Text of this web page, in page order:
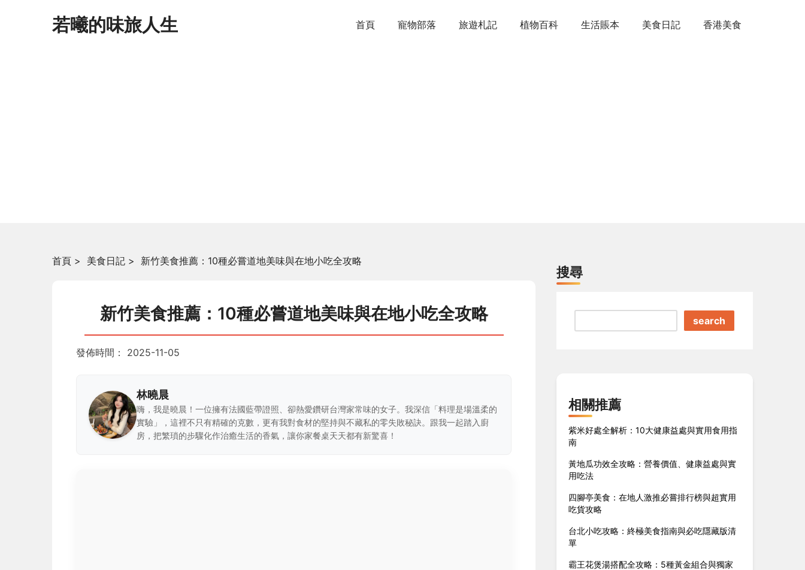
若曦的味旅人生 首頁 寵物部落 旅遊札記 植物百科 生活賬本 美食日記 香港美食
首頁 > 美食日記 > 新竹美食推薦：10種必嘗道地美味與在地小吃全攻略
新竹美食推薦：10種必嘗道地美味與在地小吃全攻略
發佈時間： 2025-11-05
林曉晨
嗨，我是曉晨！一位擁有法國藍帶證照、卻熱愛鑽研台灣家常味的女子。我深信「料理是場溫柔的
實驗」，這裡不只有精確的克數，更有我對食材的堅持與不藏私的零失敗秘訣。跟我一起踏入廚
房，把繁瑣的步驟化作治癒生活的香氣，讓你家餐桌天天都有新驚喜！
搜尋
search
相關推薦
紫米好處全解析：10大健康益處與實用食用指
南
黃地瓜功效全攻略：營養價值、健康益處與實
用吃法
四腳亭美食：在地人激推必嘗排行榜與超實用
吃貨攻略
台北小吃攻略：終極美食指南與必吃隱藏版清
單
霸王花煲湯搭配全攻略：5種黃金組合與獨家